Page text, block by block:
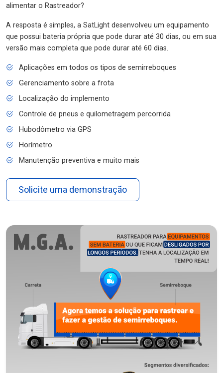
alimentar o Rastreador?
A resposta é simples, a SatLight desenvolveu um equipamento
que possui bateria própria que pode durar até 30 dias, ou em sua
versão mais completa que pode durar até 60 dias.
Aplicações em todos os tipos de semirreboques
Gerenciamento sobre a frota
Localização do implemento
Controle de pneus e quilometragem percorrida
Hubodômetro via GPS
Horímetro
Manutenção preventiva e muito mais
Solicite uma demonstração